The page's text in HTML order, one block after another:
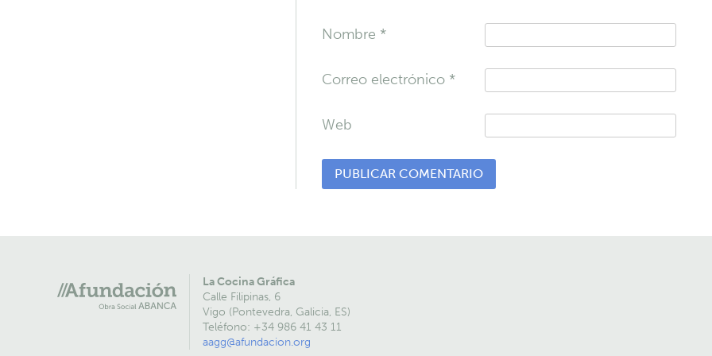
Nombre *
Correo electrónico *
Web
La Cocina Gráfica
Calle Filipinas, 6
Vigo (Pontevedra, Galicia, ES)
Teléfono: +34 986 41 43 11
aagg@afundacion.org